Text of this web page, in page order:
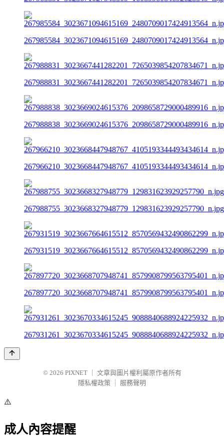
267988755_3023668327948779_129831623929257790_n.jpg
© 2026 PIXNET
文章與圖片權利屬原作者所有
隱私權政策
服務聲明
⚠️
成人內容提醒